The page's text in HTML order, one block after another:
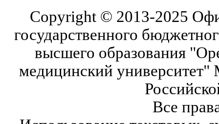
Copyright © 2013-2025
государственного
высшего образования
медицинский университет"
Все